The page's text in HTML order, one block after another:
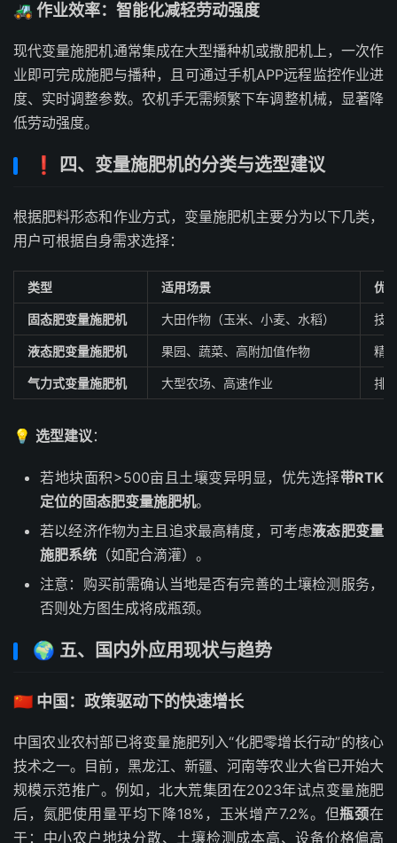
🚜 作业效率：智能化减轻劳动强度
现代变量施肥机通常集成在大型播种机或撒肥机上，一次作
业即可完成施肥与播种，且可通过手机APP远程监控作业进
度、实时调整参数。农机手无需频繁下车调整机械，显著降
低劳动强度。
❗ 四、变量施肥机的分类与选型建议
根据肥料形态和作业方式，变量施肥机主要分为以下几类，
用户可根据自身需求选择：
类型 适用场景 优
固态肥变量施肥机 大田作物（玉米、小麦、水稻） 技
液态肥变量施肥机 果园、蔬菜、高附加值作物 精
气力式变量施肥机 大型农场、高速作业 排
💡 选型建议：
若地块面积>500亩且土壤变异明显，优先选择带RTK
定位的固态肥变量施肥机。
若以经济作物为主且追求最高精度，可考虑液态肥变量
施肥系统 （如配合滴灌）。
注意：购买前需确认当地是否有完善的土壤检测服务，
否则处方图生成将成瓶颈。
🌍 五、国内外应用现状与趋势
🇨🇳 中国：政策驱动下的快速增长
中国农业农村部已将变量施肥列入“化肥零增长行动”的核心
技术之一。目前，黑龙江、新疆、河南等农业大省已开始大
规模示范推广。例如，北大荒集团在2023年试点变量施肥
后，氮肥使用量平均下降18%，玉米增产7.2%。但瓶颈在
于：中小农户地块分散、土壤检测成本高、设备价格偏高